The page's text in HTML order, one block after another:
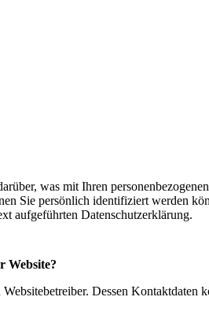
was mit Ihren
Sie persönlich identifiziert werden
aufgeführten Datenschutzerklärung.
Website?
Dessen Kontaktdaten